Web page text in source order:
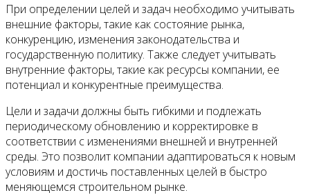
При определении целей и задач необходимо учитывать
внешние факторы, такие как состояние рынка,
конкуренцию, изменения законодательства и
государственную политику. Также следует учитывать
внутренние факторы, такие как ресурсы компании, ее
потенциал и конкурентные преимущества.
Цели и задачи должны быть гибкими и подлежать
периодическому обновлению и корректировке в
соответствии с изменениями внешней и внутренней
среды. Это позволит компании адаптироваться к новым
условиям и достичь поставленных целей в быстро
меняющемся строительном рынке.